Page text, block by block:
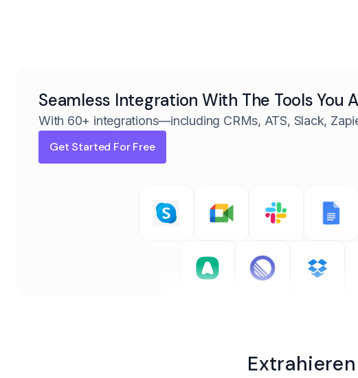
Seamless Integration With The Tools You
With 60+ integrations—including CRMs, ATS, Slack,
Get Started For Free